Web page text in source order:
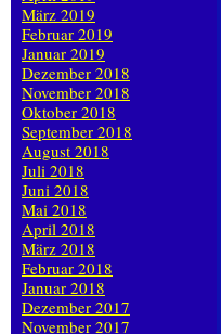
März 2019
Februar 2019
Januar 2019
Dezember 2018
November 2018
Oktober 2018
September 2018
August 2018
Juli 2018
Juni 2018
Mai 2018
April 2018
März 2018
Februar 2018
Januar 2018
Dezember 2017
November 2017